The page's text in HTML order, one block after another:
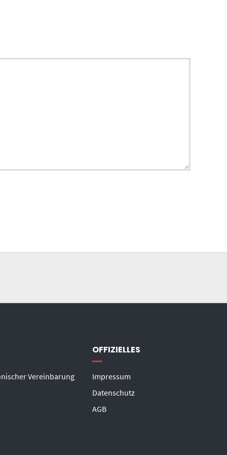
Vereinbarung
OFFIZIELLES
Impressum
Datenschutz
AGB